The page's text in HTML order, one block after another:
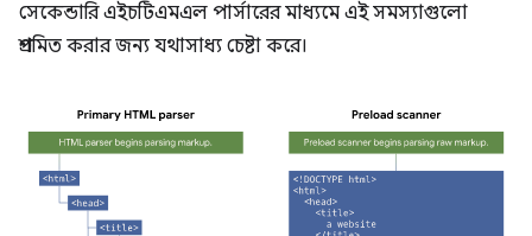
সেকেন্ডারি এইচটিএমএল পার্সারের মাধ্যমে এই সমস্যাগুলো
প্রশমিত করার জন্য যথাসাধ্য চেষ্টা করে।